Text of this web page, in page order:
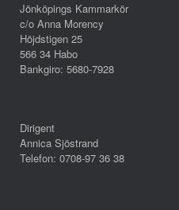
Jönköpings Kammarkör
c/o Anna Morency
Höjdstigen 25
566 34 Habo
Bankgiro: 5680-7928
Dirigent
Annica Sjöstrand
Telefon: 0708-97 36 38